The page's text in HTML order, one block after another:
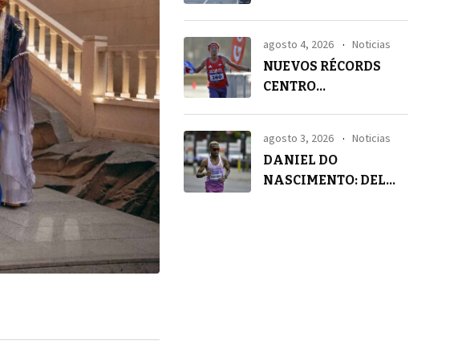
agosto 4, 2026 Noticias
NUEVOS RÉCORDS
CENTRO
agosto 3, 2026 Noticias
DANIEL DO
NASCIMENTO: DEL